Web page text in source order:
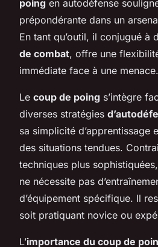
poing en autodéfense
prépondérante dans un
En tant qu’outil, il conjugué à
de combat, offre une
immédiate face à une menace.
Le coup de poing s’intègre
diverses stratégies
sa simplicité d’apprentissage
des situations tendues.
techniques plus
ne nécessite pas
d’équipement spécifique. Il
soit pratiquant novice ou
L’importance du coup de